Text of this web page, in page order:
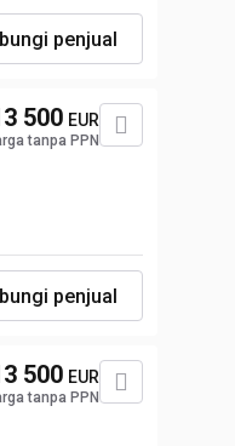
penjual
500 EUR
tanpa PPN
penjual
500 EUR
tanpa PPN